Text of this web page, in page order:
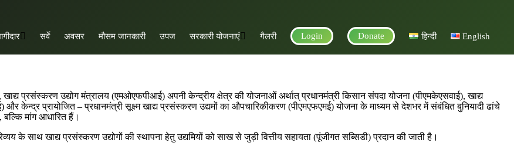
सर्वे अवसर मौसम जानकारी उपज सरकारी योजनाएं गैलरी Login Donate हिन्दी English
प्रसंस्करण उद्योग मंत्रालय (एमओएफपीआई) अपनी केन्द्रीय क्षेत्र की योजनाओं अर्थात् प्रधानमंत्री किसान संपदा योजना (पीएमकेएसवाई), खाद्य
केन्द्र प्रायोजित – प्रधानमंत्री सूक्ष्म खाद्य प्रसंस्करण उद्यमों का औपचारिकीकरण (पीएमएफएमई) योजना के माध्यम से देशभर में संबंधित बुनियादी ढांचे
बल्कि मांग आधारित हैं।
साथ खाद्य प्रसंस्करण उद्योगों की स्थापना हेतु उद्यमियों को साख से जुड़ी वित्तीय सहायता (पूंजीगत सब्सिडी) प्रदान की जाती है।